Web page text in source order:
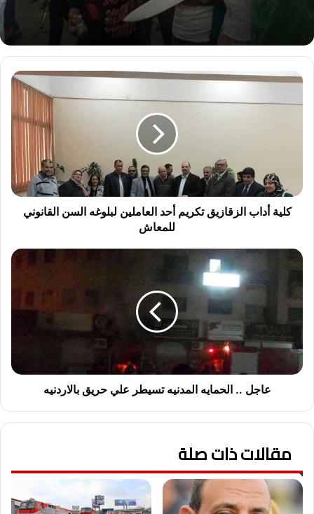
ك
ي
ا
ا
ز
ي
ق
ت
ك
ر
ي
م
د
ا
م
ل
كلية أداب الزقازيق تكريم أحد العاملين لبلوغه السن القانوني
للمعاش
ع
ا
ج
ل
.
ا
ل
ح
م
د
ن
عاجل .. الحمايه المدنيه تسيطر علي حريق بالاردنيه
مقالات ذات صلة